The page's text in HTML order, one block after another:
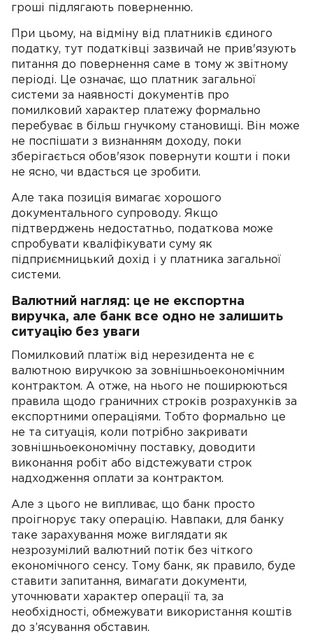
гроші підлягають поверненню.
При цьому, на відміну від платників єдиного
податку, тут податківці зазвичай не прив'язують
питання до повернення саме в тому ж звітному
періоді. Це означає, що платник загальної
системи за наявності документів про
помилковий характер платежу формально
перебуває в більш гнучкому становищі. Він може
не поспішати з визнанням доходу, поки
зберігається обов'язок повернути кошти і поки
не ясно, чи вдасться це зробити.
Але така позиція вимагає хорошого
документального супроводу. Якщо
підтверджень недостатньо, податкова може
спробувати кваліфікувати суму як
підприємницький дохід і у платника загальної
системи.
Валютний нагляд: це не експортна
виручка, але банк все одно не залишить
ситуацію без уваги
Помилковий платіж від нерезидента не є
валютною виручкою за зовнішньоекономічним
контрактом. А отже, на нього не поширюються
правила щодо граничних строків розрахунків за
експортними операціями. Тобто формально це
не та ситуація, коли потрібно закривати
зовнішньоекономічну поставку, доводити
виконання робіт або відстежувати строк
надходження оплати за контрактом.
Але з цього не випливає, що банк просто
проігнорує таку операцію. Навпаки, для банку
таке зарахування може виглядати як
незрозумілий валютний потік без чіткого
економічного сенсу. Тому банк, як правило, буде
ставити запитання, вимагати документи,
уточнювати характер операції та, за
необхідності, обмежувати використання коштів
до з’ясування обставин.